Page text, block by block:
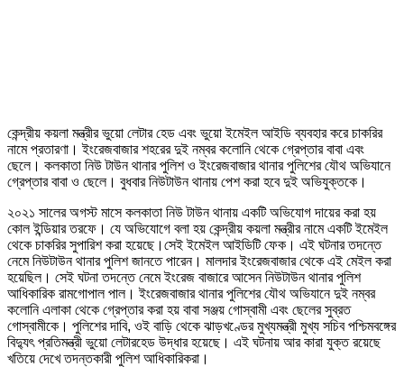
কেন্দ্রীয় কয়লা মন্ত্রীর ভুয়ো লেটার হেড এবং ভুয়ো ইমেইল আইডি ব্যবহার করে চাকরির
নামে প্রতারণা। ইংরেজবাজার শহরের দুই নম্বর কলোনি থেকে গ্রেপ্তার বাবা এবং
ছেলে। কলকাতা নিউ টাউন থানার পুলিশ ও ইংরেজবাজার থানার পুলিশের যৌথ অভিযানে
গ্রেপ্তার বাবা ও ছেলে। বুধবার নিউটাউন থানায় পেশ করা হবে দুই অভিযুক্তকে।
২০২১ সালের অগস্ট মাসে কলকাতা নিউ টাউন থানায় একটি অভিযোগ দায়ের করা হয়
কোল ইন্ডিয়ার তরফে। যে অভিযোগে বলা হয় কেন্দ্রীয় কয়লা মন্ত্রীর নামে একটি ইমেইল
থেকে চাকরির সুপারিশ করা হয়েছে।সেই ইমেইল আইডিটি ফেক। এই ঘটনার তদন্তে
নেমে নিউটাউন থানার পুলিশ জানতে পারেন। মালদার ইংরেজবাজার থেকে এই মেইল করা
হয়েছিল। সেই ঘটনা তদন্তে নেমে ইংরেজ বাজারে আসেন নিউটাউন থানার পুলিশ
আধিকারিক রামগোপাল পাল। ইংরেজবাজার থানার পুলিশের যৌথ অভিযানে দুই নম্বর
কলোনি এলাকা থেকে গ্রেপ্তার করা হয় বাবা সঞ্জয় গোস্বামী এবং ছেলের সুব্রত
গোস্বামীকে। পুলিশের দাবি, ওই বাড়ি থেকে ঝাড়খণ্ডের মুখ্যমন্ত্রী মুখ্য সচিব পশ্চিমবঙ্গের
বিদ্যুৎ প্রতিমন্ত্রী ভুয়ো লেটারহেড উদ্ধার হয়েছে। এই ঘটনায় আর কারা যুক্ত রয়েছে
খতিয়ে দেখে তদন্তকারী পুলিশ আধিকারিকরা।